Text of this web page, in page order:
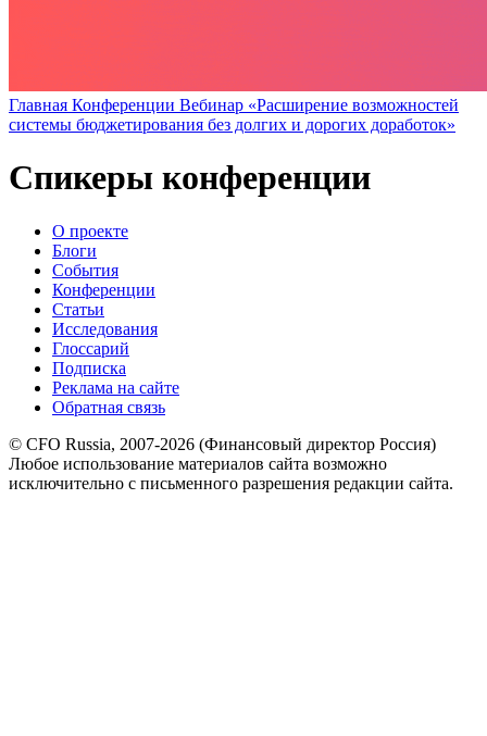
Главная Конференции Вебинар «Расширение возможностей
системы бюджетирования без долгих и дорогих доработок»
Спикеры конференции
О проекте
Блоги
События
Конференции
Статьи
Исследования
Глоссарий
Подписка
Реклама на сайте
Обратная связь
© CFO Russia, 2007-2026 (Финансовый директор Россия)
Любое использование материалов сайта возможно
исключительно с письменного разрешения редакции сайта.